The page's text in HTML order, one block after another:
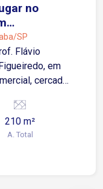
no
SP
Flávio
em
cercada
oferece
cidade e
Sobre
210 m²
A. Total